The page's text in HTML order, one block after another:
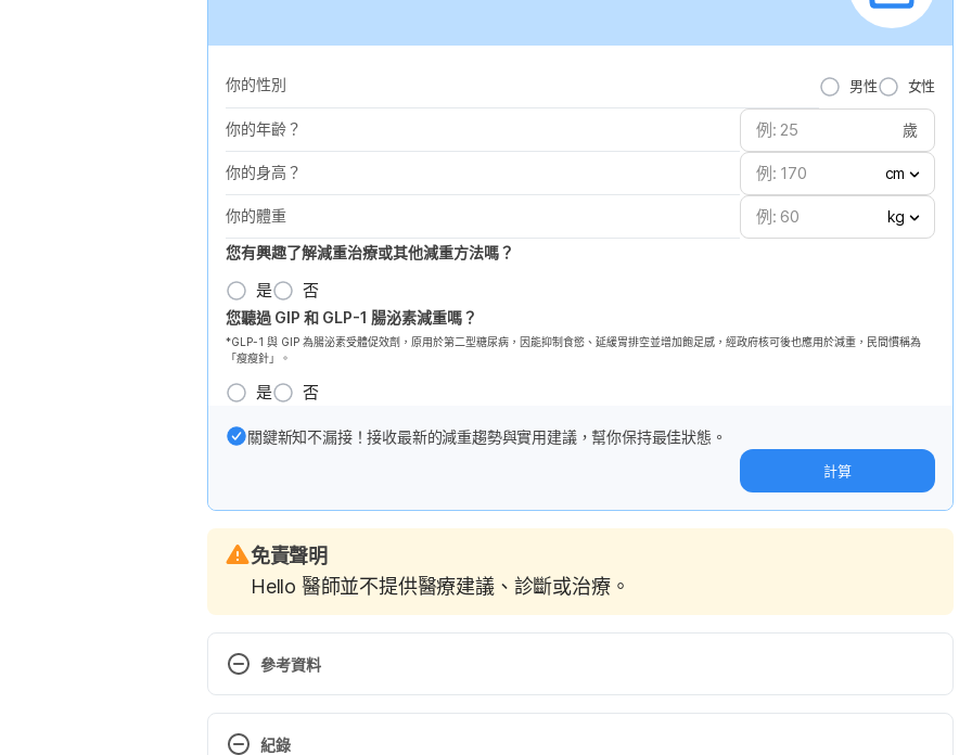
你的性別 男性 女性
你的年齡？ 歲
你的身高？ cm
你的體重
kg
您有興趣了解減重治療或其他減重方法嗎？
是 否
您聽過 GIP 和 GLP-1 腸泌素減重嗎？
*GLP-1 與 GIP 為腸泌素受體促效劑，原用於第二型糖尿病，因能抑制食慾、延緩胃排空並增加飽足感，經政府核可後也應用於減重，民間慣稱為
「瘦瘦針」。
是 否
關鍵新知不漏接！接收最新的減重趨勢與實用建議，幫你保持最佳狀態。
計算
免責聲明
Hello 醫師並不提供醫療建議、診斷或治療。
參考資料
teenagers-fashion-important/
紀錄